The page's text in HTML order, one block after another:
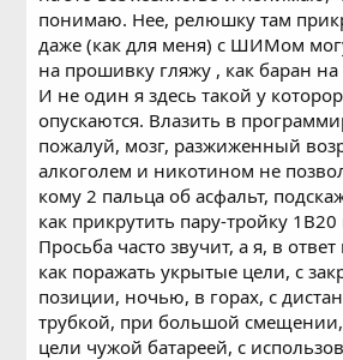
понимаю. Нее, релюшку там
даже (как для меня) с ШИМом
на прошивку гляжу , как баран
И не один я здесь такой у
опускаются. Влазить в
пожалуй, мозг, разжиженный
алкоголем и никотином не
кому 2 пальца об асфальт,
как прикрутить пару-тройку 1В20
Просьба часто звучит, а я, в ответ
как поражать укрытые цели, с
позиции, ночью, в горах, с
трубкой, при большой смещении,
цели чужой батареей, с